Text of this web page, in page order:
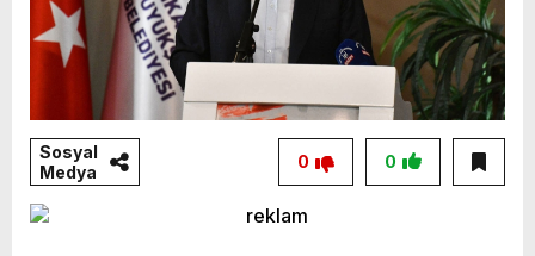
Sosyal
Medya
0
0